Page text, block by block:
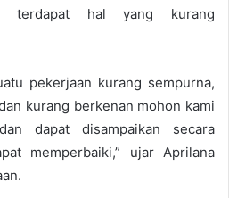
terdapat hal yang kurang
pekerjaan kurang sempurna,
kurang berkenan mohon kami
dapat disampaikan secara
memperbaiki,” ujar Aprilana